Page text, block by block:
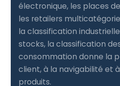
électronique, les places
les retailers
la classification
stocks, la classification
consommation donne la
client, à la navigabilité et
produits.